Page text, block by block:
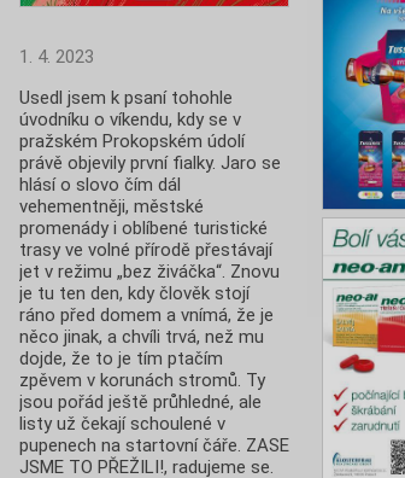
1. 4. 2023
Usedl jsem k psaní tohohle
úvodníku o víkendu, kdy se v
pražském Prokopském údolí
právě objevily první fialky. Jaro se
hlásí o slovo čím dál
vehementněji, městské
promenády i oblíbené turistické
trasy ve volné přírodě přestávají
jet v režimu „bez živáčka“. Znovu
je tu ten den, kdy člověk stojí
ráno před domem a vnímá, že je
něco jinak, a chvíli trvá, než mu
dojde, že to je tím ptačím
zpěvem v korunách stromů. Ty
jsou pořád ještě průhledné, ale
listy už čekají schoulené v
pupenech na startovní čáře. ZASE
JSME TO PŘEŽILI!, radujeme se.